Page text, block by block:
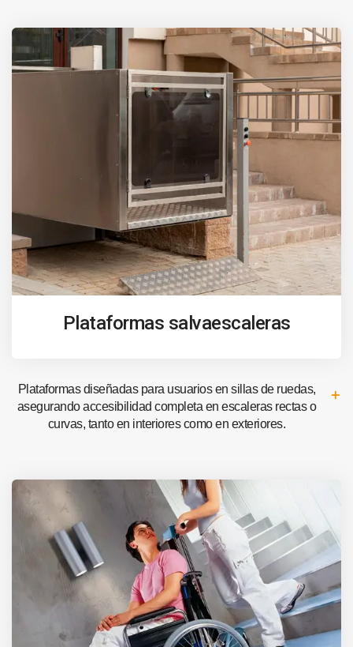
Plataformas salvaescaleras
Plataformas diseñadas para usuarios en sillas de ruedas,
asegurando accesibilidad completa en escaleras rectas o
curvas, tanto en interiores como en exteriores.